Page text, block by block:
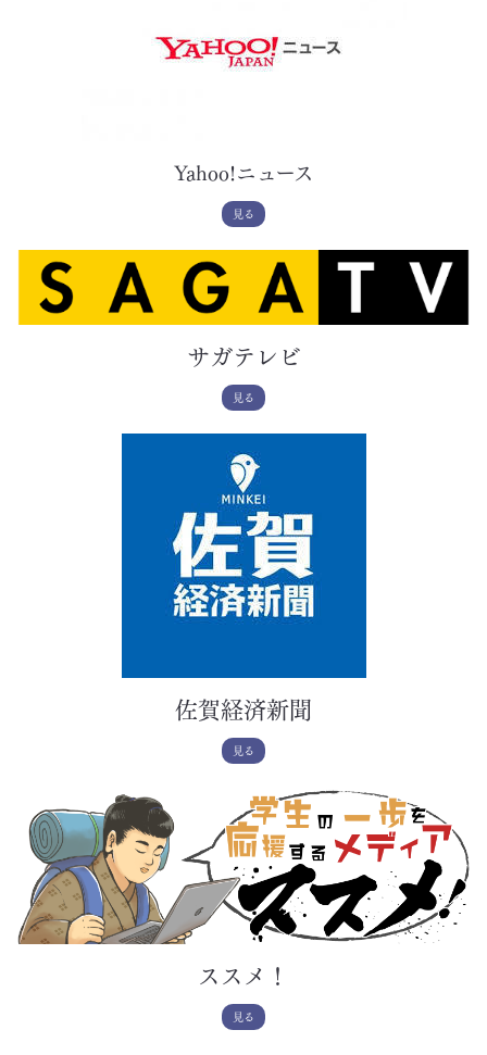
Yahoo!ニュース
見る
サガテレビ
見る
佐賀経済新聞
見る
ススメ！
見る